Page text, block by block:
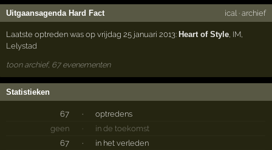
Uitgaansagenda Hard Fact ical· archief
Laatste optreden was op vrijdag 25 januari 2013:Heart of Style IM
Lelystad
toon archief, 67 evenementen
Statistieken
67 ·
optredens
geen
·
in de toekomst
67
·
in het verleden